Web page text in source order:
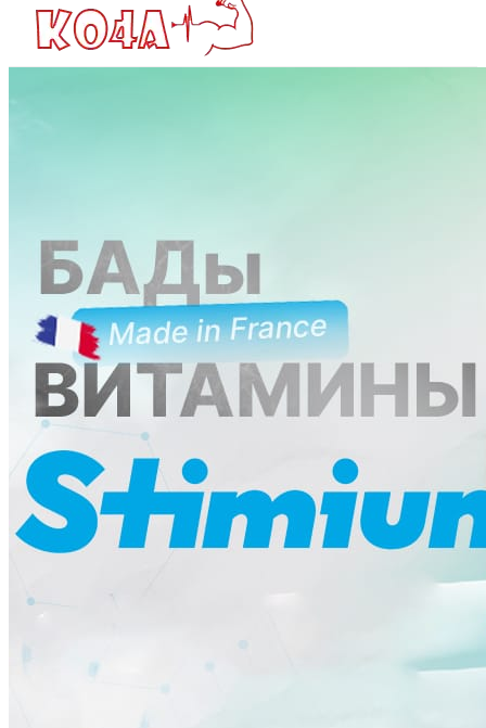
Интервью
Ликбез
Методика
Мнение
Опыт чемпионов
Сила
Хочу все знать
Питание
Справочник
Фитнес клубы
Плавательные бассейны
Центры снижения веса
Центры тестирования ГТО
КОНТАКТЫ